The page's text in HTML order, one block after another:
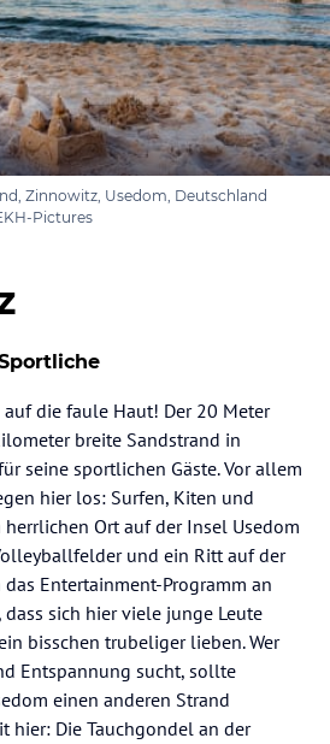
Zinnowitz, Usedom, Deutschland
Pictures
die faule Haut! Der 20 Meter
breite Sandstrand in
seine sportlichen Gäste. Vor allem
hier los: Surfen, Kiten und
Ort auf der Insel Usedom
und ein Ritt auf der
Entertainment-Programm an
dass sich hier viele junge Leute
bisschen trubeliger lieben. Wer
Entspannung sucht, sollte
einen anderen Strand
hier: Die Tauchgondel an der